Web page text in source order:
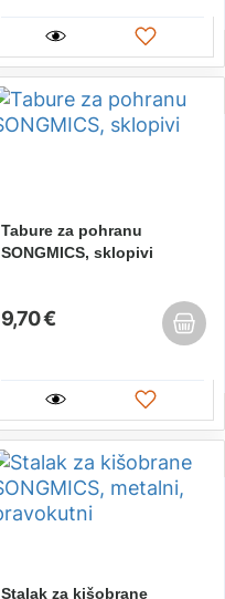
Tabure za pohranu
SONGMICS, sklopivi
9,70 €
Stalak za kišobrane